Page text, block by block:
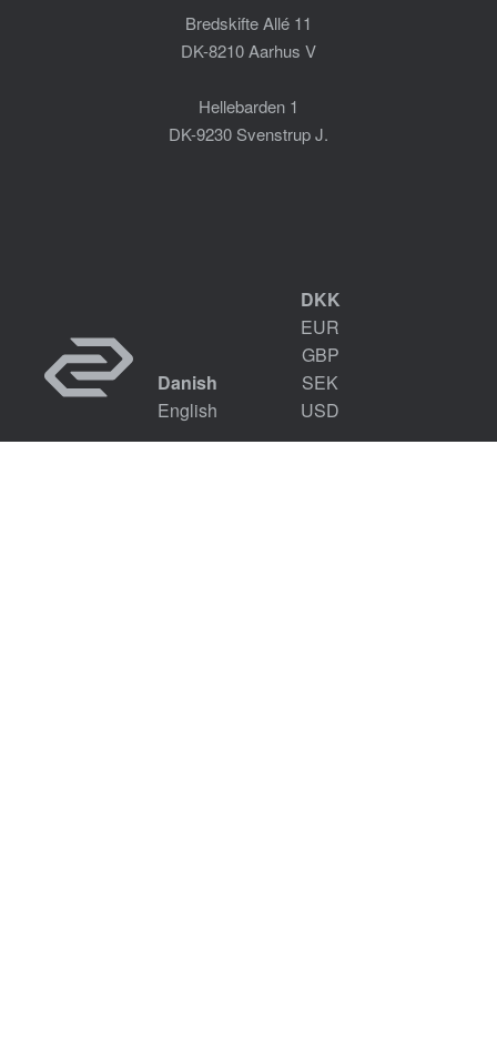
Bredskifte Allé 11
DK-8210 Aarhus V
Hellebarden 1
DK-9230 Svenstrup J.
Danish
English
DKK
EUR
GBP
SEK
USD